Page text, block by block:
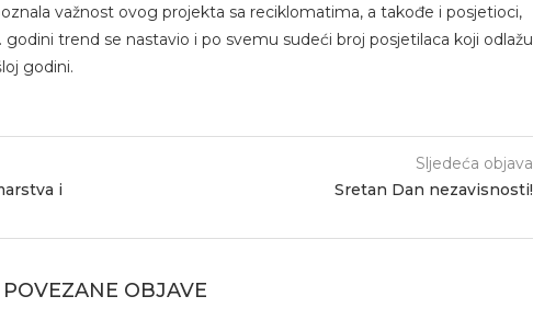
važnost ovog projekta sa reciklomatima, a takođe i posjetioci,
trend se nastavio i po svemu sudeći broj posjetilaca koji odlažu
godini.
i
Sljedeća objava
Sretan Dan nezavisnosti!
POVEZANE OBJAVE